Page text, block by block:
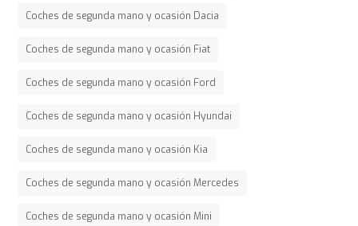
Coches de segunda mano y ocasión Dacia
Coches de segunda mano y ocasión Fiat
Coches de segunda mano y ocasión Ford
Coches de segunda mano y ocasión Hyundai
Coches de segunda mano y ocasión Kia
Coches de segunda mano y ocasión Mercedes
Coches de segunda mano y ocasión Mini